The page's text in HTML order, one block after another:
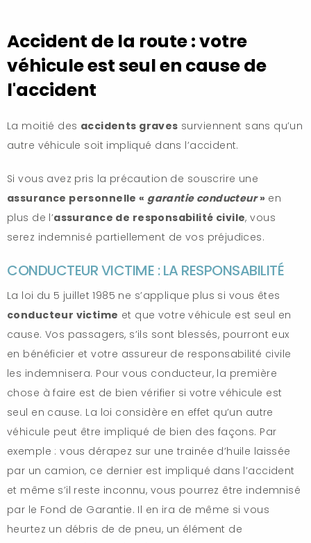
Accident de la route : votre
véhicule est seul en cause de
l'accident
La moitié des accidents graves surviennent sans qu’un
autre véhicule soit impliqué dans l’accident.
Si vous avez pris la précaution de souscrire une
assurance personnelle « garantie conducteur» en
plus de l’assurance de responsabilité civile, vous
serez indemnisé partiellement de vos préjudices.
CONDUCTEUR VICTIME : LA RESPONSABILITÉ
La loi du 5 juillet 1985 ne s’applique plus si vous êtes
conducteur victime et que votre véhicule est seul en
cause. Vos passagers, s’ils sont blessés, pourront eux
en bénéficier et votre assureur de responsabilité civile
les indemnisera. Pour vous conducteur, la première
chose à faire est de bien vérifier si votre véhicule est
seul en cause. La loi considère en effet qu’un autre
véhicule peut être impliqué de bien des façons. Par
exemple : vous dérapez sur une trainée d’huile laissée
par un camion, ce dernier est impliqué dans l’accident
et même s’il reste inconnu, vous pourrez être indemnisé
par le Fond de Garantie. Il en ira de même si vous
heurtez un débris de de pneu, un élément de